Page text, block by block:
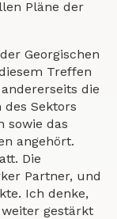
Pläne der
Georgischen
Treffen
die
Sektors
sowie das
angehört.
Die
Partner, und
Ich denke,
gestärkt